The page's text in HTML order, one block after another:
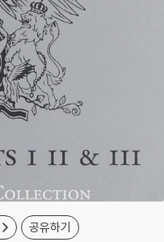
공유하기